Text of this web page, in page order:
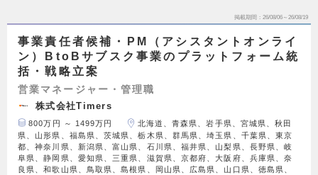
掲載期間 26/08/06～26/08/19
事業責任者候補・PM（アシスタントオンライ
ン）BtoBサブスク事業のプラットフォーム統
括・戦略立案
営業マネージャー・管理職
株式会社Timers
800万円 ～ 1499万円
北海道、青森県、岩手県、宮城県、秋田
県、山形県、福島県、茨城県、栃木県、群馬県、埼玉県、千葉県、東京
都、神奈川県、新潟県、富山県、石川県、福井県、山梨県、長野県、岐
阜県、静岡県、愛知県、三重県、滋賀県、京都府、大阪府、兵庫県、奈
良県、和歌山県、鳥取県、島根県、岡山県、広島県、山口県、徳島県、